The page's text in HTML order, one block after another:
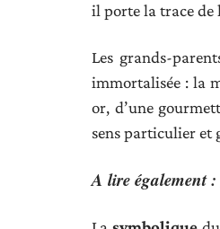
il porte la trace de
Les grands-
immortalisée : la
or, d’une
sens particulier et
A lire également :